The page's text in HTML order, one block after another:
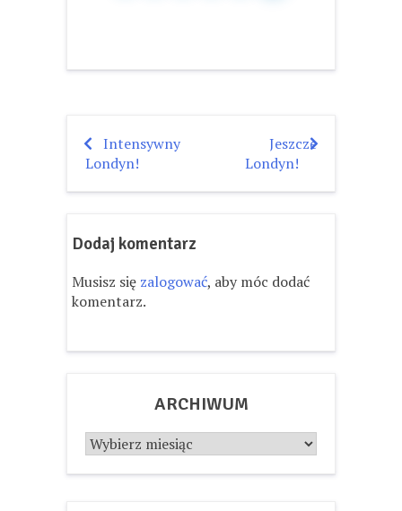
Nawigacja
wpisu
Intensywny
Londyn!
Jeszcze
Londyn!
Dodaj komentarz
Musisz się zalogować, aby móc dodać
komentarz.
ARCHIWUM
Archiwum